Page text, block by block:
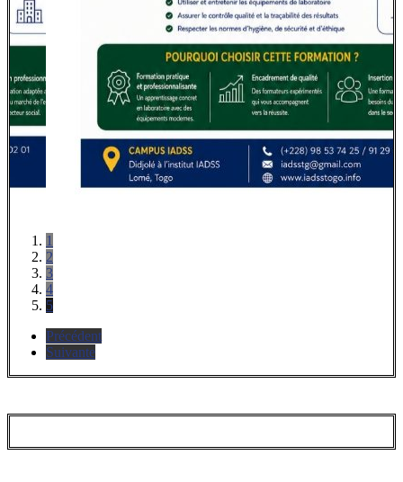
1
2
3
4
5
Précédent
Suivante